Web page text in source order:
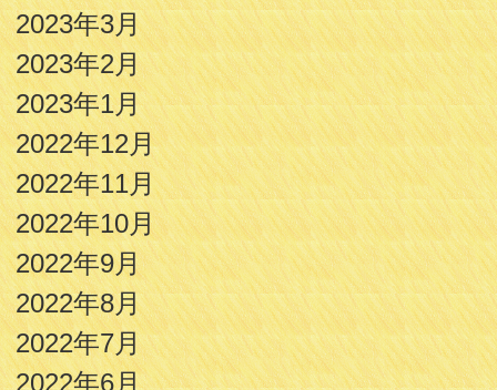
2023年3月
2023年2月
2023年1月
2022年12月
2022年11月
2022年10月
2022年9月
2022年8月
2022年7月
2022年6月